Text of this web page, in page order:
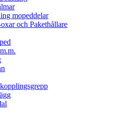
mopeddelar
och Pakethållare